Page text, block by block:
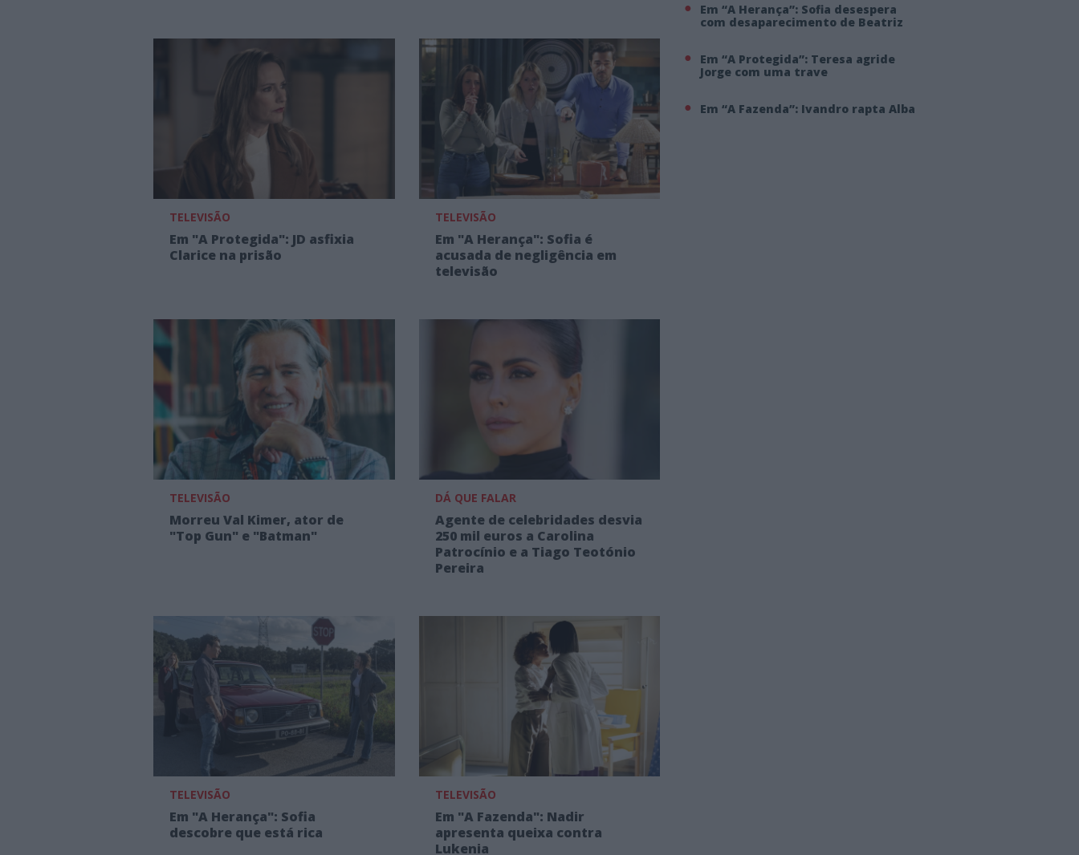
TELEVISÃO
Em "A Protegida": JD asfixia
Clarice na prisão
TELEVISÃO
Em "A Herança": Sofia é
acusada de negligência em
televisão
TELEVISÃO
Morreu Val Kimer, ator de
"Top Gun" e "Batman"
DÁ QUE FALAR
Agente de celebridades desvia
250 mil euros a Carolina
Patrocínio e a Tiago Teotónio
Pereira
TELEVISÃO
Em "A Herança": Sofia
descobre que está rica
TELEVISÃO
Em "A Fazenda": Nadir
apresenta queixa contra
Lukenia
Em “A Herança”: Sofia desespera
com desaparecimento de Beatriz
Em “A Protegida”: Teresa agride
Jorge com uma trave
Em “A Fazenda”: Ivandro rapta Alba